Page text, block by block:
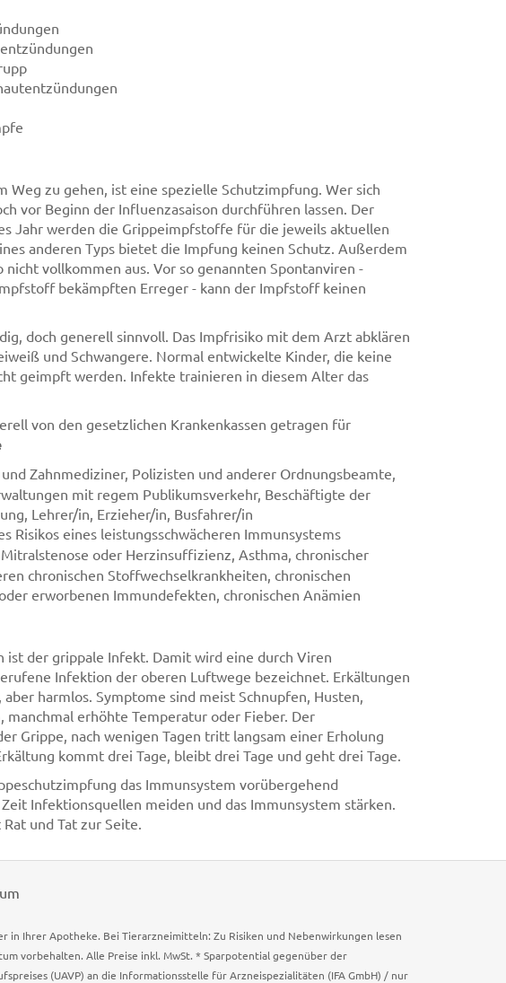
Weg zu gehen, ist eine spezielle Schutzimpfung. Wer sich
vor Beginn der Influenzasaison durchführen lassen. Der
Jahr werden die Grippeimpfstoffe für die jeweils aktuellen
anderen Typs bietet die Impfung keinen Schutz. Außerdem
vollkommen aus. Vor so genannten Spontanviren -
bekämpften Erreger - kann der Impfstoff keinen
doch generell sinnvoll. Das Impfrisiko mit dem Arzt abklären
und Schwangere. Normal entwickelte Kinder, die keine
geimpft werden. Infekte trainieren in diesem Alter das
von den gesetzlichen Krankenkassen getragen für
Zahnmediziner, Polizisten und anderer Ordnungsbeamte,
mit regem Publikumsverkehr, Beschäftigte der
Lehrer/in, Erzieher/in, Busfahrer/in
Risikos eines leistungsschwächeren Immunsystems
oder Herzinsuffizienz, Asthma, chronischer
chronischen Stoffwechselkrankheiten, chronischen
erworbenen Immundefekten, chronischen Anämien
ist der grippale Infekt. Damit wird eine durch Viren
Infektion der oberen Luftwege bezeichnet. Erkältungen
harmlos. Symptome sind meist Schnupfen, Husten,
manchmal erhöhte Temperatur oder Fieber. Der
Grippe, nach wenigen Tagen tritt langsam einer Erholung
kommt drei Tage, bleibt drei Tage und geht drei Tage.
das Immunsystem vorübergehend
Infektionsquellen meiden und das Immunsystem stärken.
und Tat zur Seite.
in Ihrer Apotheke. Bei Tierarzneimitteln: Zu Risiken und Nebenwirkungen lesen
vorbehalten. Alle Preise inkl. MwSt. * Sparpotential gegenüber der
(UAVP) an die Informationsstelle für Arzneispezialitäten (IFA GmbH) / nur